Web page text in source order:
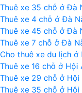
Thuê xe 35 chỗ ở Đà
Thuê xe 4 chỗ ở Đà
Thuê xe 45 chỗ ở Đà
Thuê xe 7 chỗ ở Đà
Cho thuê xe du lịch ở
Thuê xe 16 chỗ ở Hội
Thuê xe 29 chỗ ở Hội
Thuê xe 35 chỗ ở Hội